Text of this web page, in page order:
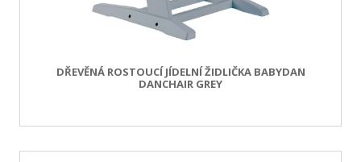
DŘEVĚNÁ ROSTOUCÍ JÍDELNÍ ŽIDLIČKA BABYDAN
DANCHAIR GREY